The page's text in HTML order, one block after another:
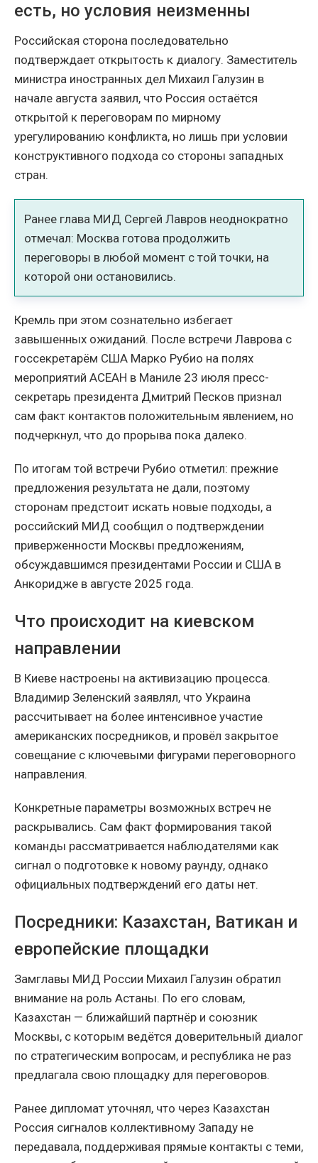
есть, но условия неизменны
Российская сторона последовательно
подтверждает открытость к диалогу. Заместитель
министра иностранных дел Михаил Галузин в
начале августа заявил, что Россия остаётся
открытой к переговорам по мирному
урегулированию конфликта, но лишь при условии
конструктивного подхода со стороны западных
стран.
Ранее глава МИД Сергей Лавров неоднократно
отмечал: Москва готова продолжить
переговоры в любой момент с той точки, на
которой они остановились.
Кремль при этом сознательно избегает
завышенных ожиданий. После встречи Лаврова с
госсекретарём США Марко Рубио на полях
мероприятий АСЕАН в Маниле 23 июля пресс-
секретарь президента Дмитрий Песков признал
сам факт контактов положительным явлением, но
подчеркнул, что до прорыва пока далеко.
По итогам той встречи Рубио отметил: прежние
предложения результата не дали, поэтому
сторонам предстоит искать новые подходы, а
российский МИД сообщил о подтверждении
приверженности Москвы предложениям,
обсуждавшимся президентами России и США в
Анкоридже в августе 2025 года.
Что происходит на киевском
направлении
В Киеве настроены на активизацию процесса.
Владимир Зеленский заявлял, что Украина
рассчитывает на более интенсивное участие
американских посредников, и провёл закрытое
совещание с ключевыми фигурами переговорного
направления.
Конкретные параметры возможных встреч не
раскрывались. Сам факт формирования такой
команды рассматривается наблюдателями как
сигнал о подготовке к новому раунду, однако
официальных подтверждений его даты нет.
Посредники: Казахстан, Ватикан и
европейские площадки
Замглавы МИД России Михаил Галузин обратил
внимание на роль Астаны. По его словам,
Казахстан — ближайший партнёр и союзник
Москвы, с которым ведётся доверительный диалог
по стратегическим вопросам, и республика не раз
предлагала свою площадку для переговоров.
Ранее дипломат уточнял, что через Казахстан
Россия сигналов коллективному Западу не
передавала, поддерживая прямые контакты с теми,